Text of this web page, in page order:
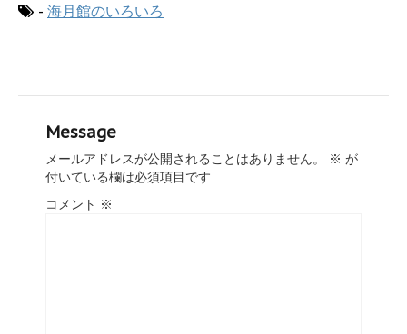
- 海月館のいろいろ
Message
メールアドレスが公開されることはありません。 ※ が
付いている欄は必須項目です
コメント ※